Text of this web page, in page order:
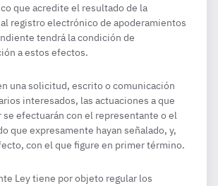
que acredite el resultado de la
registro electrónico de apoderamientos
tendrá la condición de
a estos efectos.
una solicitud, escrito o comunicación
interesados, las actuaciones a que
se efectuarán con el representante o el
que expresamente hayan señalado, y,
con el que figure en primer término.
Ley tiene por objeto regular los